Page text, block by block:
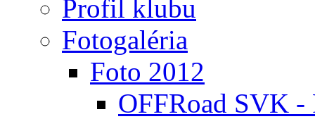
Profil klubu
Fotogaléria
Foto 2012
OFFRoad SVK -